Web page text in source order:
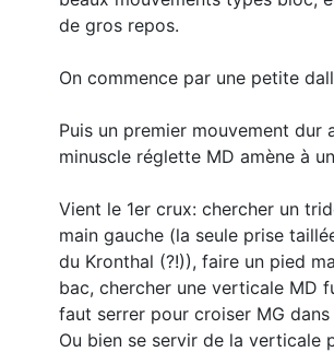
de gros repos.
On commence par une petite
Puis un premier mouvement dur
minuscle réglette MD amène à
Vient le 1er crux: chercher un
main gauche (la seule prise
du Kronthal (?!)), faire un pied
bac, chercher une verticale MD
faut serrer pour croiser MG
Ou bien se servir de la verticale